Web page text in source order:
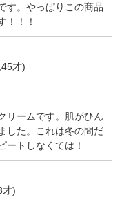
す。やっぱりこの商品
！！！
才)
リームです。肌がひん
した。これは冬の間だ
ートしなくては！
才)